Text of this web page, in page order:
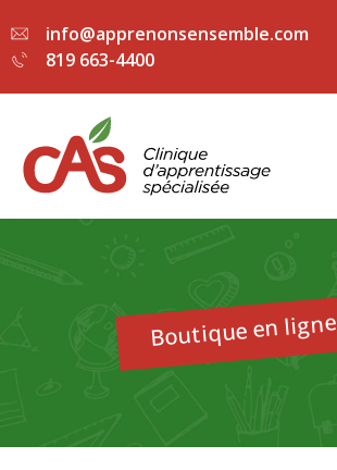
info@apprenonsensemble.com
819 663-4400
Boutique en ligne